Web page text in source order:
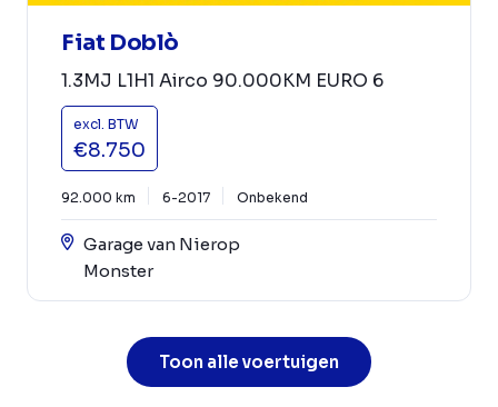
Fiat Doblò
1.3MJ L1H1 Airco 90.000KM EURO 6
excl. BTW
€8.750
92.000 km 6-2017 Onbekend
Garage van Nierop
Monster
Toon alle voertuigen